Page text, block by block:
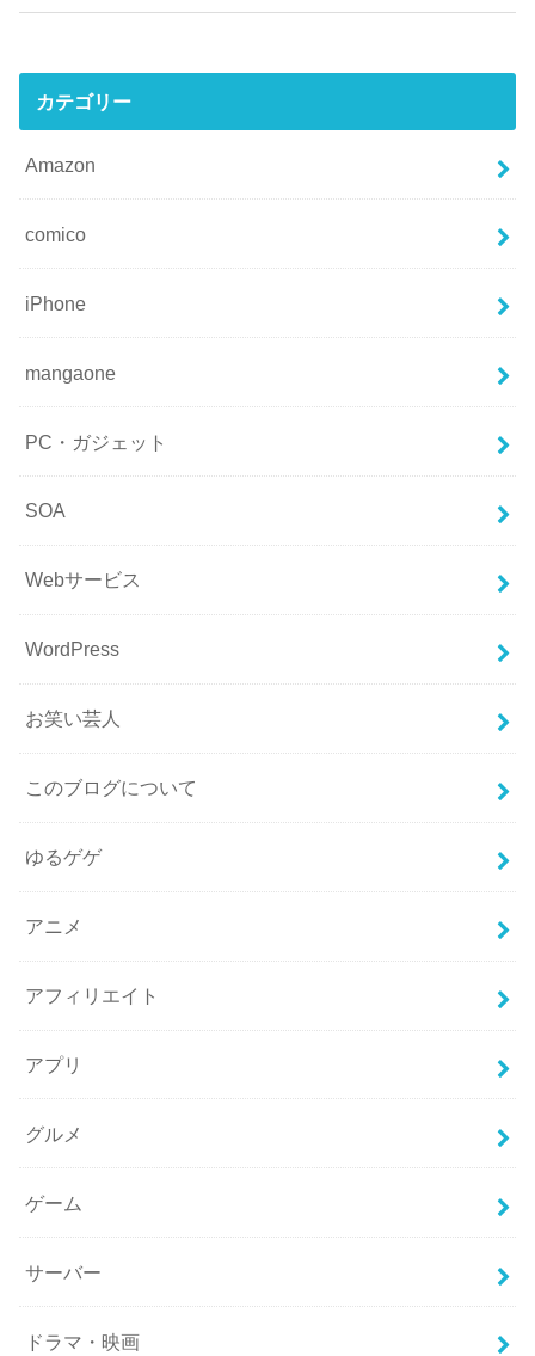
カテゴリー
Amazon
comico
iPhone
mangaone
PC・ガジェット
SOA
Webサービス
WordPress
お笑い芸人
このブログについて
ゆるゲゲ
アニメ
アフィリエイト
アプリ
グルメ
ゲーム
サーバー
ドラマ・映画